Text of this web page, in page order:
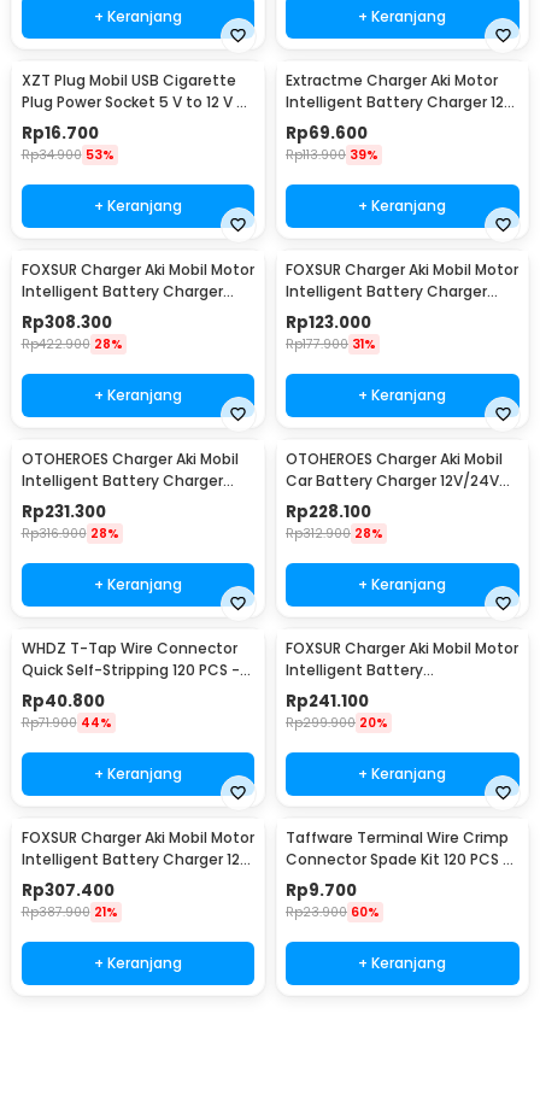
+ Keranjang + Keranjang
XZT Plug Mobil USB Cigarette
Plug Power Socket 5 V to 12 V -
XZT0017
Rp16.700
Rp34.900 53%
+ Keranjang
Extractme Charger Aki Motor
Intelligent Battery Charger 12V
2A - H-2
Rp69.600
Rp113.900 39%
+ Keranjang
FOXSUR Charger Aki Mobil Motor
Intelligent Battery Charger
12V/24V 12A - FBC122412D
Rp308.300
Rp422.900 28%
+ Keranjang
FOXSUR Charger Aki Mobil Motor
Intelligent Battery Charger
6V/12V 2A - FBC061202D
Rp123.000
Rp177.900 31%
+ Keranjang
OTOHEROES Charger Aki Mobil
Intelligent Battery Charger
12V/24V 15A - BT-168
Rp231.300
Rp316.900 28%
+ Keranjang
OTOHEROES Charger Aki Mobil
Car Battery Charger 12V/24V
15A - BLM-CDQ-168
Rp228.100
Rp312.900 28%
+ Keranjang
WHDZ T-Tap Wire Connector
Quick Self-Stripping 120 PCS -
SC7
Rp40.800
Rp71.900 44%
+ Keranjang
FOXSUR Charger Aki Mobil Motor
Intelligent Battery
Charger12/24V 10A -
FBC122410D
Rp241.100
Rp299.900 20%
+ Keranjang
FOXSUR Charger Aki Mobil Motor
Intelligent Battery Charger 12-
24V 12A - FBC122412D
Rp307.400
Rp387.900 21%
+ Keranjang
Taffware Terminal Wire Crimp
Connector Spade Kit 120 PCS -
SC7
Rp9.700
Rp23.900 60%
+ Keranjang